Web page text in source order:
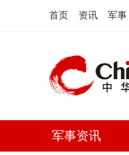
首页 资讯 军事
军事资讯